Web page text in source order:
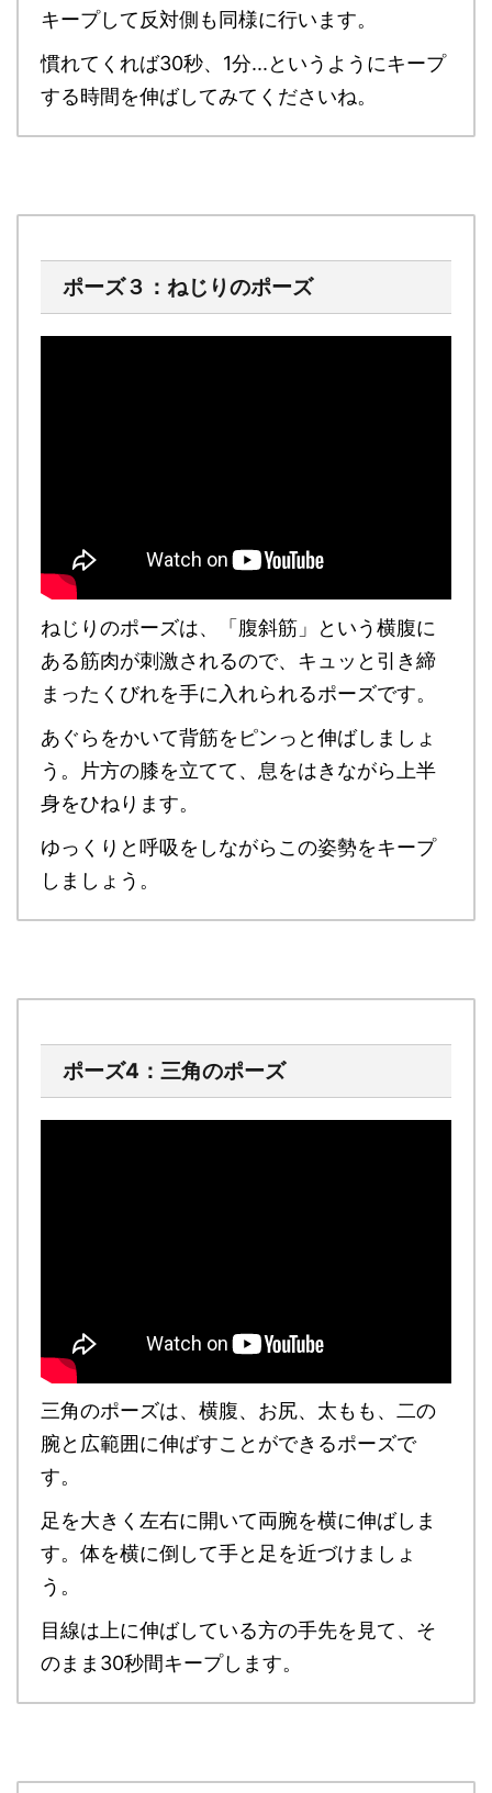
キープして反対側も同様に行います。
慣れてくれば30秒、1分...というようにキープ
する時間を伸ばしてみてくださいね。
ポーズ３：ねじりのポーズ
ねじりのポーズは、「腹斜筋」という横腹に
ある筋肉が刺激されるので、 キュッと引き締
まったくびれを手に入れられるポーズです。
あぐらをかいて背筋をピンっと伸ばしましょ
う。片方の膝を立てて、息をはきながら上半
身をひねります。
ゆっくりと呼吸をしながらこの姿勢をキープ
しましょう。
ポーズ4：三角のポーズ
三角のポーズは、 横腹、お尻、太もも、二の
腕と広範囲に伸ばすことができるポーズで
す。
足を大きく左右に開いて両腕を横に伸ばしま
す。体を横に倒して手と足を近づけましょ
う。
目線は上に伸ばしている方の手先を見て、そ
のまま30秒間キープします。